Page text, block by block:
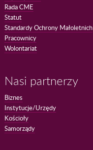
Rada CME
Statut
Standardy Ochrony Małoletnich
Pracownicy
Wolontariat
Nasi partnerzy
Biznes
Instytucje/Urzędy
Kościoły
Samorządy